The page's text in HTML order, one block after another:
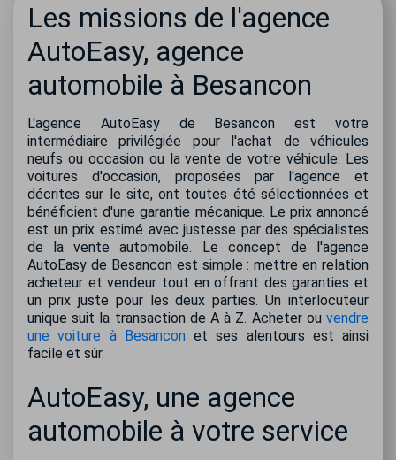
Les missions de l'agence
AutoEasy, agence
automobile à Besancon
L'agence AutoEasy de Besancon est votre
intermédiaire privilégiée pour l'achat de véhicules
neufs ou occasion ou la vente de votre véhicule. Les
voitures d'occasion, proposées par l'agence et
décrites sur le site, ont toutes été sélectionnées et
bénéficient d'une garantie mécanique. Le prix annoncé
est un prix estimé avec justesse par des spécialistes
de la vente automobile. Le concept de l'agence
AutoEasy de Besancon est simple : mettre en relation
acheteur et vendeur tout en offrant des garanties et
un prix juste pour les deux parties. Un interlocuteur
unique suit la transaction de A à Z. Acheter ou vendre
une voiture à Besancon et ses alentours est ainsi
facile et sûr.
AutoEasy, une agence
automobile à votre service